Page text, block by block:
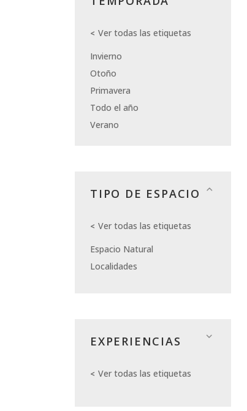
Ver todas las etiquetas
Invierno
Otoño
Primavera
Todo el año
Verano
TIPO DE ESPACIO
Ver todas las etiquetas
Espacio Natural
Localidades
EXPERIENCIAS
Ver todas las etiquetas